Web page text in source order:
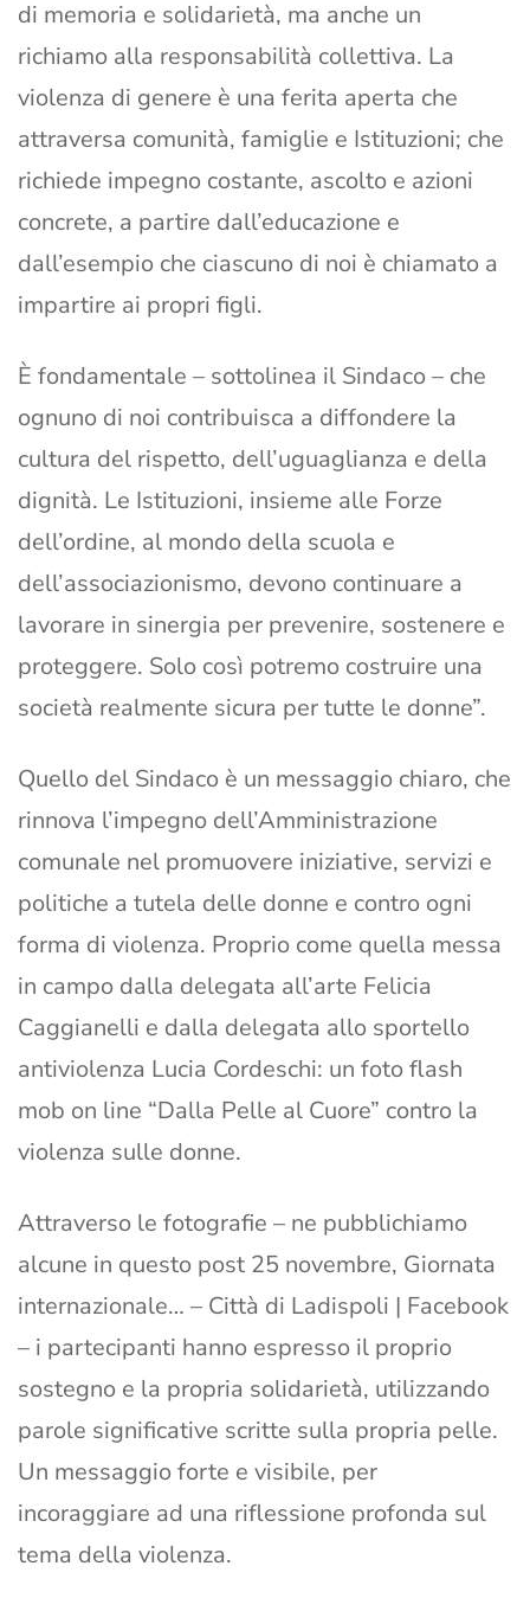
di memoria e solidarietà, ma anche un
richiamo alla responsabilità collettiva. La
violenza di genere è una ferita aperta che
attraversa comunità, famiglie e Istituzioni; che
richiede impegno costante, ascolto e azioni
concrete, a partire dall’educazione e
dall’esempio che ciascuno di noi è chiamato a
impartire ai propri figli.
È fondamentale – sottolinea il Sindaco – che
ognuno di noi contribuisca a diffondere la
cultura del rispetto, dell’uguaglianza e della
dignità. Le Istituzioni, insieme alle Forze
dell’ordine, al mondo della scuola e
dell’associazionismo, devono continuare a
lavorare in sinergia per prevenire, sostenere e
proteggere. Solo così potremo costruire una
società realmente sicura per tutte le donne”.
Quello del Sindaco è un messaggio chiaro, che
rinnova l’impegno dell’Amministrazione
comunale nel promuovere iniziative, servizi e
politiche a tutela delle donne e contro ogni
forma di violenza. Proprio come quella messa
in campo dalla delegata all’arte Felicia
Caggianelli e dalla delegata allo sportello
antiviolenza Lucia Cordeschi: un foto flash
mob on line “Dalla Pelle al Cuore” contro la
violenza sulle donne.
Attraverso le fotografie – ne pubblichiamo
alcune in questo post 25 novembre, Giornata
internazionale… – Città di Ladispoli | Facebook
– i partecipanti hanno espresso il proprio
sostegno e la propria solidarietà, utilizzando
parole significative scritte sulla propria pelle.
Un messaggio forte e visibile, per
incoraggiare ad una riflessione profonda sul
tema della violenza.